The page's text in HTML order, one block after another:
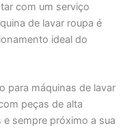
com um serviço
de lavar roupa é
ideal do
para máquinas de lavar
peças de alta
sempre próximo a sua